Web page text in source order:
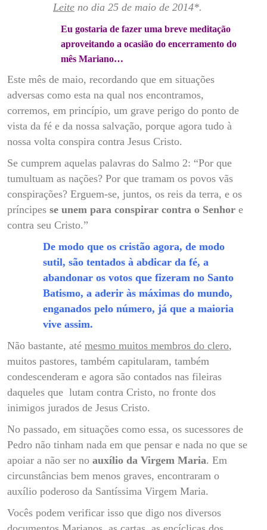
Leite no dia 25 de maio de 2014*.
Eu gostaria de fazer uma breve meditação
aproveitando a ocasião do encerramento do
mês Mariano…
Este mês de maio, recordando que em situações
adversas como esta na qual nos encontramos,
corremos, em princípio, um grave perigo do ponto de
vista da fé e da nossa salvação, porque agora tudo à
nossa volta conspira contra Jesus Cristo.
Se cumprem aquelas palavras do Salmo 2: “Por que
tumultuam as nações? Por que tramam os povos vãs
conspirações? Erguem-se, juntos, os reis da terra, e os
príncipes se unem para conspirar contra o Senhor e
contra seu Cristo.”
De modo que os cristão agora, de modo
sutil, são tentados à abdicar da fé, a
abandonar os votos que fizeram no Santo
Batismo, a aderir às máximas do mundo,
enganados pelo número, já que a maioria
vive assim.
Não bastante, até mesmo muitos membros do clero,
muitos pastores, também capitularam, também
condescenderam e agora são contados nas fileiras
daqueles que lutam contra Cristo, no fronte dos
inimigos jurados de Jesus Cristo.
No passado, em situações como essa, os sucessores de
Pedro não tinham nada em que pensar e nada no que se
apoiar a não ser no auxílio da Virgem Maria. Em
circunstâncias bem menos graves, encontraram o
auxílio poderoso da Santíssima Virgem Maria.
Vocês podem verificar isso que digo nos diversos